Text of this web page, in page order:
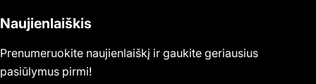
Naujienlaiškis
Prenumeruokite naujienlaiškį ir gaukite geriausius
pasiūlymus pirmi!